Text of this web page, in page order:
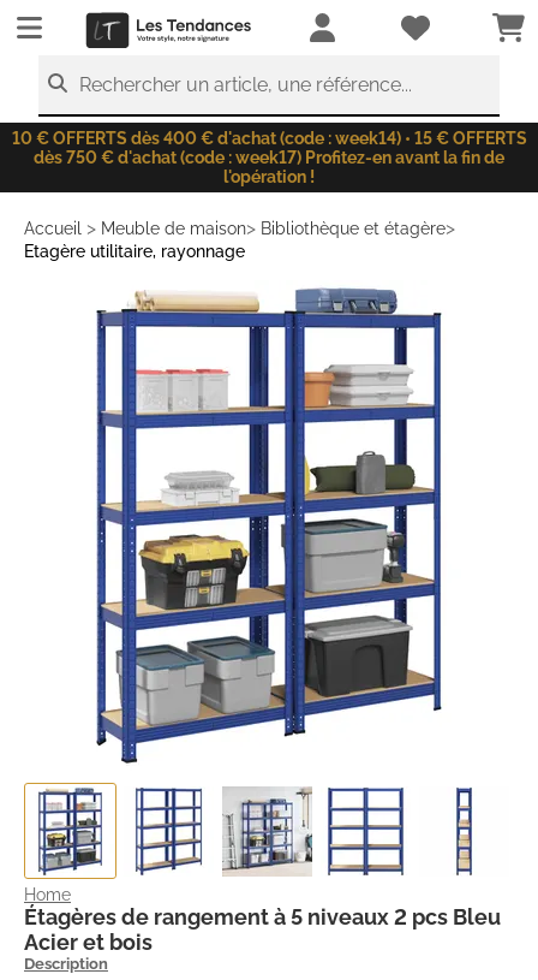
LesTendances.fr
Rechercher un article, une référence...
10 € OFFERTS dès 400 € d'achat (code : week14) • 15 € OFFERTS
dès 750 € d'achat (code : week17) Profitez-en avant la fin de
l'opération !
Accueil > Meuble de maison> Bibliothèque et étagère>
Etagère utilitaire, rayonnage
Home
Étagères de rangement à 5 niveaux 2 pcs Bleu
Acier et bois
Description